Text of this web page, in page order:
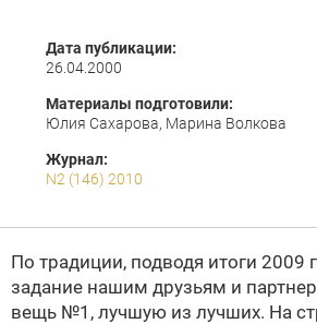
Дата публикации:
26.04.2000
Материалы подготовили:
Юлия Сахарова, Марина Волкова
Журнал:
N2 (146) 2010
По традиции, подводя итоги 2009
задание нашим друзьям и
вещь №1, лучшую из лучших. На